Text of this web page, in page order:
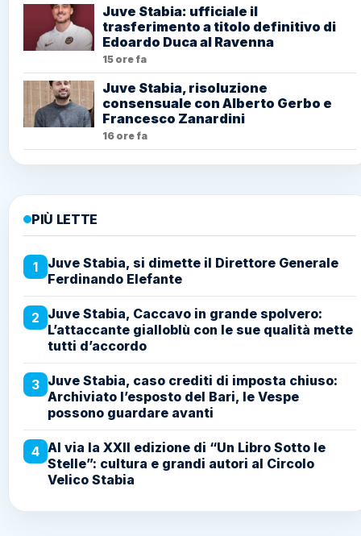
Juve Stabia: ufficiale il
trasferimento a titolo definitivo di
Edoardo Duca al Ravenna
15 ore fa
Juve Stabia, risoluzione
consensuale con Alberto Gerbo e
Francesco Zanardini
16 ore fa
PIÙ LETTE
1
Juve Stabia, si dimette il Direttore Generale
Ferdinando Elefante
2 Juve Stabia, Caccavo in grande spolvero:
L’attaccante gialloblù con le sue qualità mette
tutti d’accordo
3 Juve Stabia, caso crediti di imposta chiuso:
Archiviato l’esposto del Bari, le Vespe
possono guardare avanti
4 Al via la XXII edizione di “Un Libro Sotto le
Stelle”: cultura e grandi autori al Circolo
Velico Stabia